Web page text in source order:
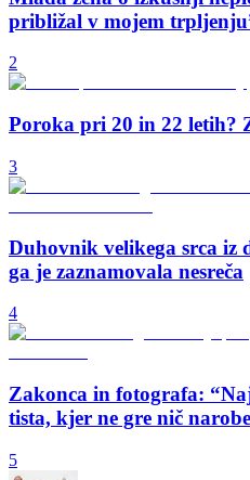
približal v mojem
2
Poroka pri 20 in 22 letih?
3
Duhovnik velikega srca iz
ga je zaznamovala nesreča
4
Zakonca in fotografa:
tista, kjer ne gre nič
5